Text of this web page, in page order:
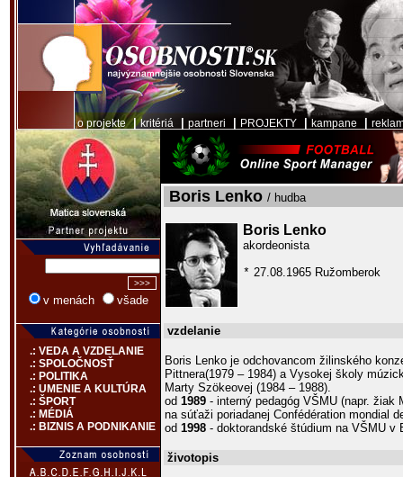
o projekte|kritériá partneri PROJEKTY kampane
v menách všade
.: VEDA A VZDELANIE
.: SPOLOČNOSŤ
.: POLITIKA
.: UMENIE A KULTÚRA
.: ŠPORT
.: MÉDIÁ
.: BIZNIS A PODNIKANIE
Boris Lenko / hudba
Boris Lenko
akordeonista
* 27.08.1965 Ružomberok
vzdelanie
Boris Lenko je odchovancom žilinského
Pittnera(1979 – 1984) a Vysokej školy
Marty Szökeovej (1984 – 1988).
od 1989 - interný pedagóg VŠMU (napr.
na súťaži poriadanej Confédération mondial
od 1998 - doktorandské štúdium na VŠMU v
životopis